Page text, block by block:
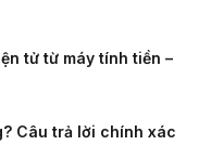
tử từ máy tính tiền –
Câu trả lời chính xác